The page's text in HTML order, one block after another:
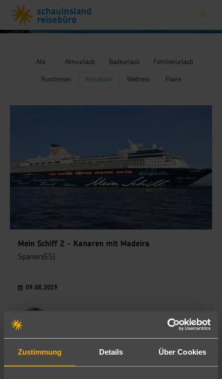
Zustimmung Details Über Cookies
Alle Aktivurlaub Badeurlaub Familienurlaub
Rundreisen Kreuzfahrt Wellness Paare
Mein Schiff 2 - Kanaren mit Madeira
Spanien(ES)
09.08.2019